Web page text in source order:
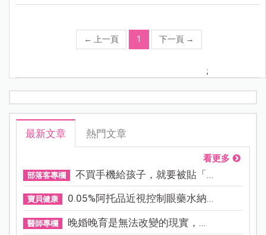
← 上一頁 1 下一頁 →
;
最新文章 熱門文章
看更多
部落客專欄 不買手機給孩子，就要被貼「...
寶貝健康 0.05%阿托品近視控制眼藥水納...
醫師專欄 晚婚晚育是無法改變的現實，...